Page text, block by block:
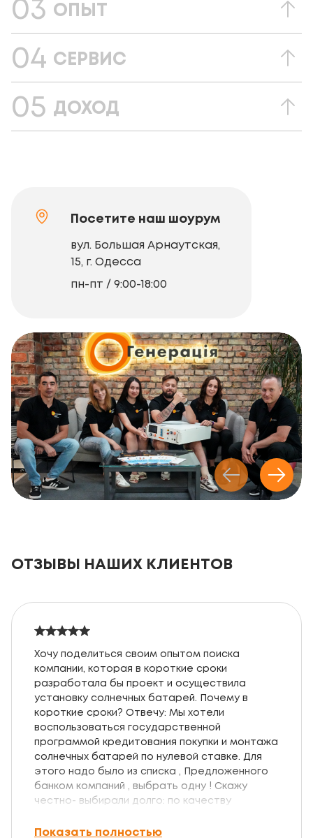
03 ОПЫТ
04 СЕРВИС
05 ДОХОД
Посетите наш шоурум
вул. Большая Арнаутская,
15, г. Одесса
пн-пт / 9:00-18:00
ОТЗЫВЫ НАШИХ КЛИЕНТОВ
Хочу поделиться своим опытом поиска
компании, которая в короткие сроки
разработала бы проект и осуществила
установку солнечных батарей. Почему в
короткие сроки? Отвечу: Мы хотели
воспользоваться государственной
программой кредитования покупки и монтажа
солнечных батарей по нулевой ставке. Для
этого надо было из списка , Предложенного
банком компаний , выбрать одну ! Скажу
честно- выбирали долго: по качеству
оборудования, по умению донести
Показать полностью